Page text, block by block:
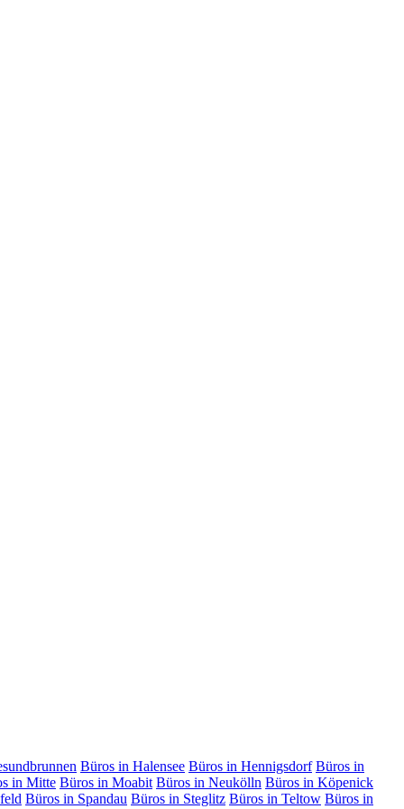
Büros in Halensee Büros in Hennigsdorf Büros in
in Mitte Büros in Moabit Büros in Neukölln Büros in Köpenick
Büros in Spandau Büros in Steglitz Büros in Teltow Büros in